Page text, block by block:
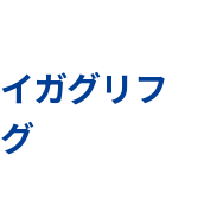
イガグリフ
グ